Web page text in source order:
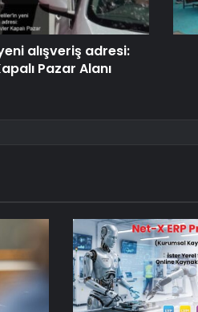
alışveriş adresi:
Pazar Alanı